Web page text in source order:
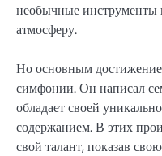
необычные инструменты
атмосферу.
Но основным
симфонии. Он написал
обладает своей
содержанием. В этих
свой талант, показав